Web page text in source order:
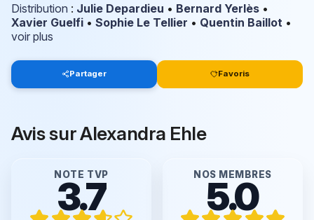
Distribution : Julie Depardieu • Bernard Yerlès •
Xavier Guelfi • Sophie Le Tellier • Quentin Baillot •
voir plus
Partager Favoris
Avis sur Alexandra Ehle
NOTE TVP
3.7 NOS MEMBRES
5.0